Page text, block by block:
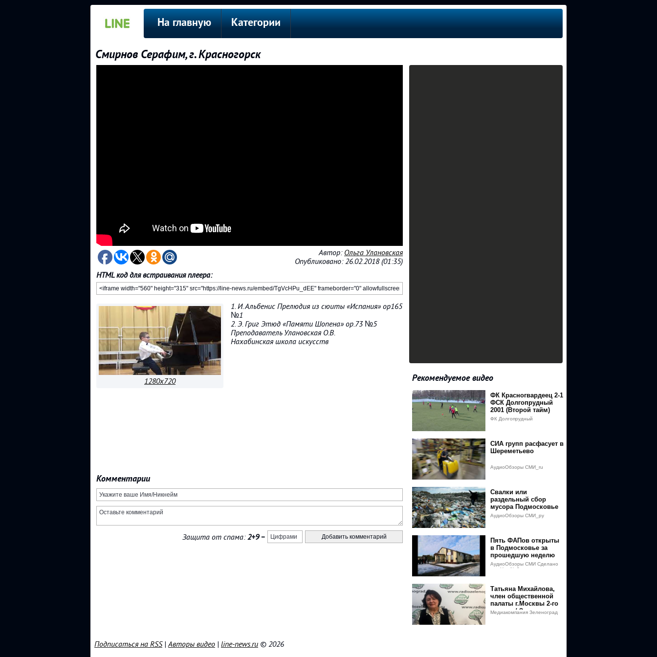
На главную Категории
Смирнов Серафим, г. Красногорск
Автор: Ольга Улановская
Опубликовано: 26.02.2018 (01:35)
HTML код для встраивания плеера:
1280x720
1. И. Альбенис Прелюдия из сюиты «Испания» ор165
№1
2. Э. Григ Этюд «Памяти Шопена» ор.73 №5
Преподаватель Улановская О.В.
Нахабинская школа искусств
Комментарии
Защита от спама:2+9=
Рекомендуемое видео
ФК Красногвардеец 2-1
ФСК Долгопрудный
2001 (Второй тайм)
ФК Долгопрудный
СИА групп расфасует в
Шереметьево
АудиоОбзоры СМИ_ru
Свалки или
раздельный сбор
мусора Подмосковье
поставили перед
АудиоОбзоры СМИ_ру
Пять ФАПов открыты
в Подмосковье за
прошедшую неделю
АудиоОбзоры СМИ Сделано
для Нас No2
Татьяна Михайлова,
член общественной
палаты г.Москвы 2-го
созыва / Зеленоград
Медиакомпания Зеленоград
Подписаться на RSS|Авторы видео | line-news.ru © 2026